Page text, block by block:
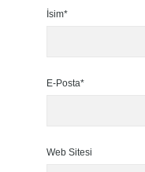
İsim*
E-Posta*
Web Sitesi